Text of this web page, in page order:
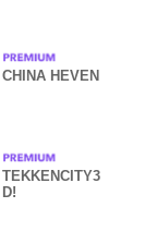
CHINA HEVEN
TEKKENCITY3
D!